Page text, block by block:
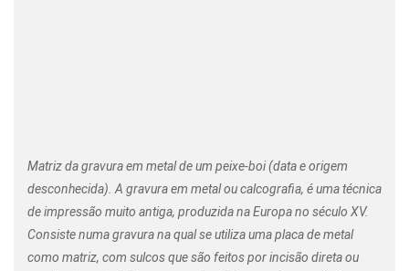
Matriz da gravura em metal de um peixe-boi (data e origem
desconhecida). A gravura em metal ou calcografia, é uma técnica
de impressão muito antiga, produzida na Europa no século XV.
Consiste numa gravura na qual se utiliza uma placa de metal
como matriz, com sulcos que são feitos por incisão direta ou